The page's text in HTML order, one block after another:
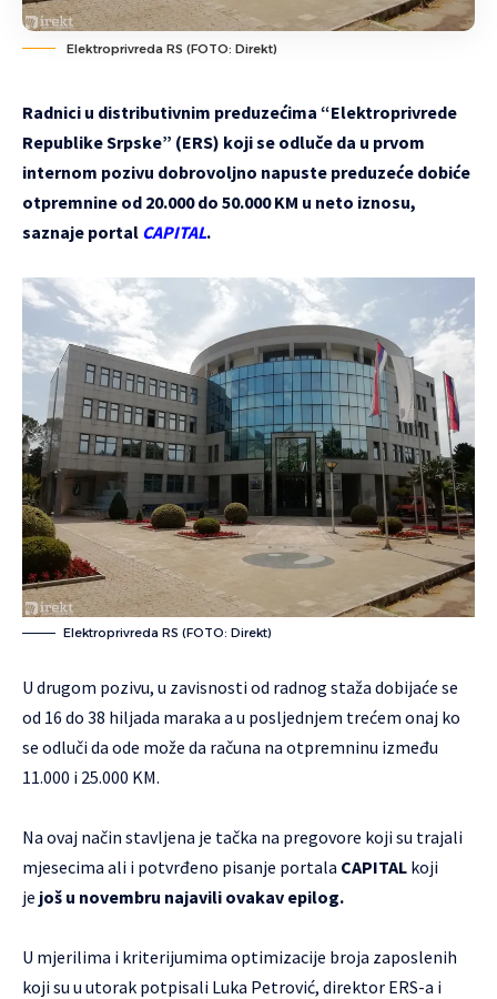
Elektroprivreda RS (FOTO: Direkt)
Radnici u distributivnim preduzećima “Elektroprivrede
Republike Srpske” (ERS) koji se odluče da u prvom
internom pozivu dobrovoljno napuste preduzeće dobiće
otpremnine od 20.000 do 50.000 KM u neto iznosu,
saznaje portal CAPITAL.
Elektroprivreda RS (FOTO: Direkt)
U drugom pozivu, u zavisnosti od radnog staža dobijaće se
od 16 do 38 hiljada maraka a u posljednjem trećem onaj ko
se odluči da ode može da računa na otpremninu između
11.000 i 25.000 KM.
Na ovaj način stavljena je tačka na pregovore koji su trajali
mjesecima ali i potvrđeno pisanje portala CAPITAL koji
je još u novembru najavili ovakav epilog.
U mjerilima i kriterijumima optimizacije broja zaposlenih
koji su u utorak potpisali Luka Petrović, direktor ERS-a i